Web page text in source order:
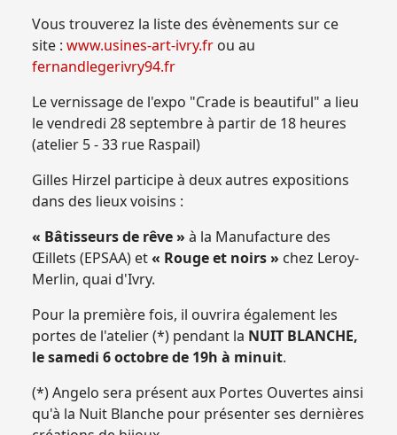
Vous trouverez la liste des évènements sur ce
site : www.usines-art-ivry.fr ou au
fernandlegerivry94.fr
Le vernissage de l'expo "Crade is beautiful" a lieu
le vendredi 28 septembre à partir de 18 heures
(atelier 5 - 33 rue Raspail)
Gilles Hirzel participe à deux autres expositions
dans des lieux voisins :
« Bâtisseurs de rêve » à la Manufacture des
Œillets (EPSAA) et« Rouge et noirs » chez Leroy-
Merlin, quai d'Ivry.
Pour la première fois, il ouvrira également les
portes de l'atelier (*) pendant la NUIT BLANCHE,
le samedi 6 octobre de 19h à minuit.
(*) Angelo sera présent aux Portes Ouvertes ainsi
qu'à la Nuit Blanche pour présenter ses dernières